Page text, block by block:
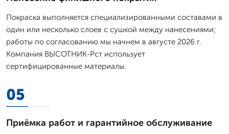
Покраска выполняется специализированными составами в
один или несколько слоев с сушкой между нанесениями;
работы по согласованию мы начнем в августе 2026 г.
Компания ВЫСОТНИК-Рст использует
сертифицированные материалы.
05
Приёмка работ и гарантийное обслуживание